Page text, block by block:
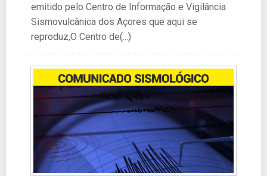
emitido pelo Centro de Informação e Vigilância
Sismovulcânica dos Açores que aqui se
reproduz,O Centro de(...)